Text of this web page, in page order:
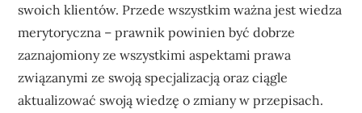
swoich klientów. Przede wszystkim ważna jest wiedza
merytoryczna – prawnik powinien być dobrze
zaznajomiony ze wszystkimi aspektami prawa
związanymi ze swoją specjalizacją oraz ciągle
aktualizować swoją wiedzę o zmiany w przepisach.